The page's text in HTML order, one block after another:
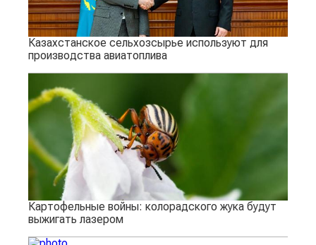
Казахстанское сельхозсырье используют для
производства авиатоплива
Картофельные войны: колорадского жука будут
выжигать лазером